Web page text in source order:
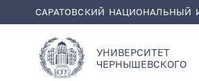
САРАТОВСКИЙ НАЦИОНАЛЬНЫЙ
УНИВЕРСИТЕТ
ЧЕРНЫШЕВСКОГO